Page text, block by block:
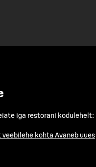
iga restorani kodulehelt:
veebilehe kohta Avaneb uues